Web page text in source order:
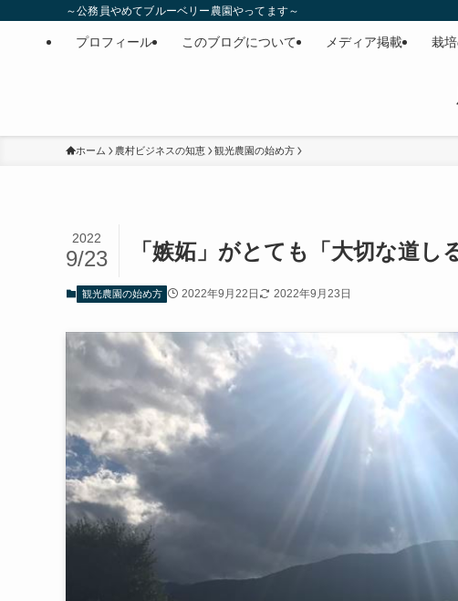
～公務員やめてブルーベリー農園やってます～
プロフィール このブログについて メディア掲載 栽
ホーム 農村ビジネスの知恵 観光農園の始め方
「嫉妬」がとても「大切な道
2022
9/23
観光農園の始め方 2022年9月22日 2022年9月23日